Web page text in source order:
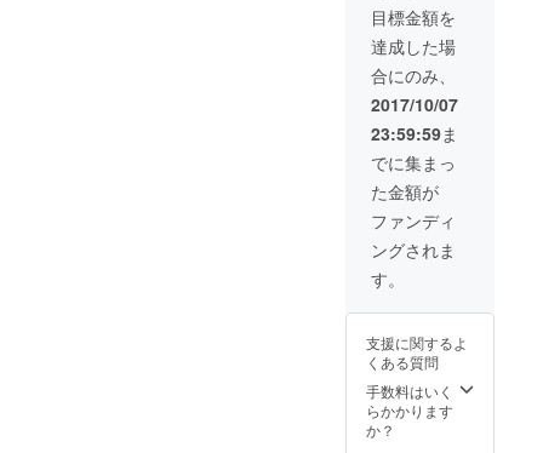
メージ
図で
す。 ※
からな
ので冷
発送と
なりま
町の皆
さんが
ご協力
してく
ださ
り、ブ
ランド
豚「ほ
えいと
ん」と
牛肉
「浜中
ビー
で限定5
意致し
ました
※「ほえ
いと
目標金額を
達成した場
合にのみ、
2017/10/07
23:59:59ま
でに集まっ
た金額が
ファンディ
ングされま
す。
支援に関するよ
くある質問
手数料はいく
らかかります
か？